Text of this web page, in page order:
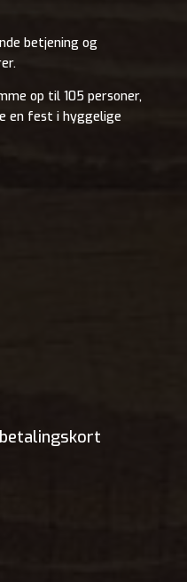
betjening og
op til 105 personer,
en fest i hyggelige